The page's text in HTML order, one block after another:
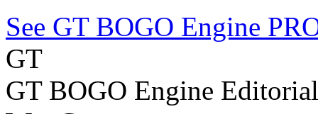
See GT BOGO Engine
GT
GT BOGO Engine